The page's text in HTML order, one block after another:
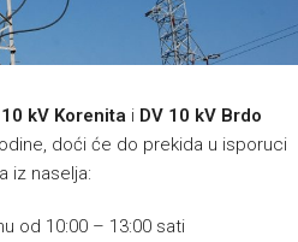
10 kV Korenita i DV 10 kV Brdo
doći će do prekida u isporuci
iz naselja:
od 10:00 – 13:00 sati